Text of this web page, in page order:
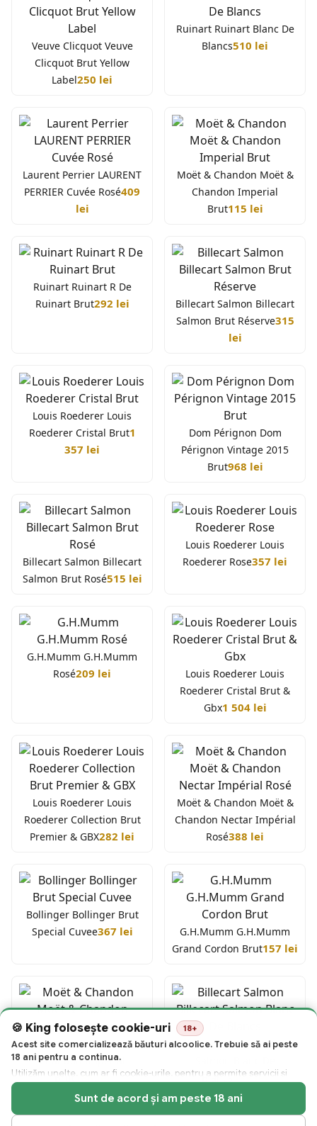
Veuve Clicquot Veuve
Clicquot Brut Yellow
Label250 lei
Ruinart Ruinart Blanc De
Blancs510 lei
Laurent Perrier LAURENT
PERRIER Cuvée Rosé409
lei
Moët & Chandon Moët &
Chandon Imperial
Brut115 lei
Ruinart Ruinart R De
Ruinart Brut292 lei
Billecart Salmon Billecart
Salmon Brut Réserve315
lei
Louis Roederer Louis
Roederer Cristal Brut1
357 lei
Dom Pérignon Dom
Pérignon Vintage 2015
Brut968 lei
Billecart Salmon Billecart
Salmon Brut Rosé515 lei
Louis Roederer Louis
Roederer Rose357 lei
G.H.Mumm G.H.Mumm
Rosé209 lei
Louis Roederer Louis
Roederer Cristal Brut &
Gbx1 504 lei
Louis Roederer Louis
Roederer Collection Brut
Premier & GBX282 lei
Moët & Chandon Moët &
Chandon Nectar Impérial
Rosé388 lei
Bollinger Bollinger Brut
Special Cuvee367 lei
G.H.Mumm G.H.Mumm
Grand Cordon Brut157 lei
Moët & Chandon Moët &
Chandon Imperial
Brut185 lei
Billecart Salmon Billecart
Blancs539 lei
King folosește cookie-uri 18+
Acest site comercializează băuturi alcoolice. Trebuie să ai peste
18 ani pentru a continua.
Utilizăm unelte, cum ar fi cookie-urile, pentru a permite servicii și
funcționalități esențiale pe site-ul nostru și pentru a colecta date
despre modul în care vizitatorii interacționează cu site-ul, produsele
și serviciile noastre. Folosim, de asemenea, cookie-uri și
Sunt de acord și am peste 18 ani